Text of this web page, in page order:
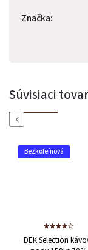
Značka:
Súvisiaci tovar
Previous
kávové